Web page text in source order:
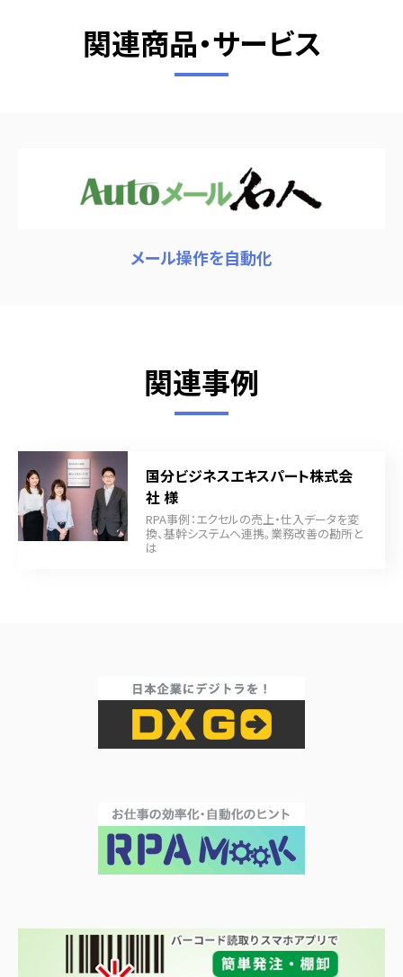
関連商品・サービス
メール操作を自動化
関連事例
国分ビジネスエキスパート株式会
社 様
RPA事例：エクセルの売上・仕入データを変
換、基幹システムへ連携。業務改善の勘所と
は